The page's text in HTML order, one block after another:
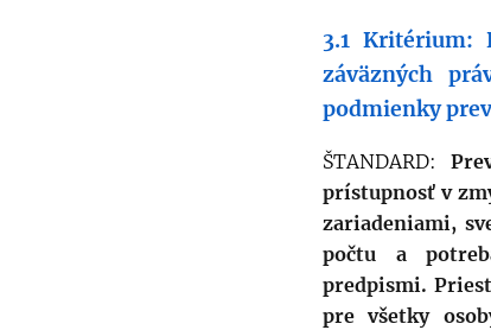
3.1 Kritérium:
záväzných
podmienky
ŠTANDARD:
prístupnosť v
zariadeniami,
počtu a
predpismi.
pre všetky